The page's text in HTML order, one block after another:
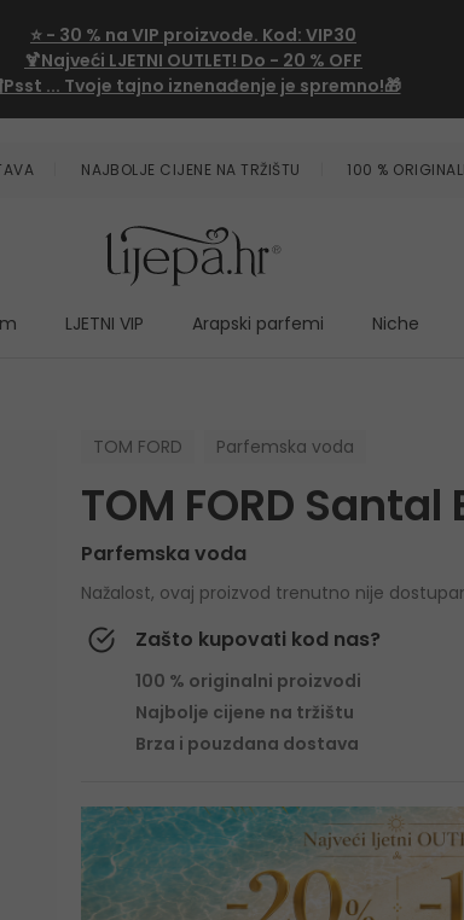
⭐ - 30 % na VIP proizvode. Kod: VIP30
🍹Najveći LJETNI OUTLET! Do - 20 % OFF
... Tvoje tajno iznenađenje je spremno!🎁
NAJBOLJE CIJENE NA TRŽIŠTU 100 %
LJETNI VIP Arapski parfemi Niche
TOM FORD Parfemska voda
TOM FORD Santal
Parfemska voda
Nažalost, ovaj proizvod trenutno nije
Zašto kupovati kod nas?
100 % originalni proizvodi
Najbolje cijene na tržištu
Brza i pouzdana dostava